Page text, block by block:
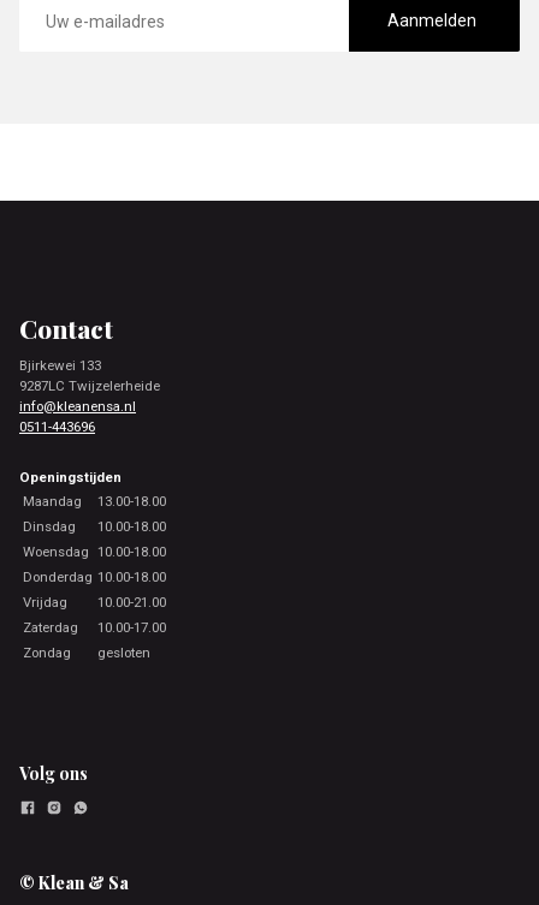
mailadres
Aanmelden
Contact
Bjirkewei 133
9287LC Twijzelerheide
info@kleanensa.nl
0511-443696
Openingstijden
Maandag
13.00-18.00
Dinsdag
10.00-18.00
Woensdag 10.00-18.00
Donderdag 10.00-18.00
Vrijdag
10.00-21.00
Zaterdag
10.00-17.00
Zondag
gesloten
Volg ons
© Klean & Sa